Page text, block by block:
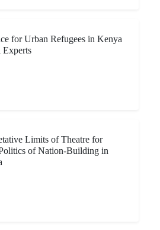
for Urban Refugees in Kenya
Experts
Limits of Theatre for
of Nation-Building in